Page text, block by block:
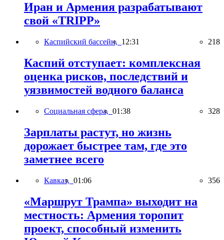
Иран и Армения разрабатывают
свой «TRIPP»
Каспийский бассейн, 12:31 218
Каспий отступает: комплексная
оценка рисков, последствий и
уязвимостей водного баланса
Социальная сфера, 01:38 328
Зарплаты растут, но жизнь
дорожает быстрее там, где это
заметнее всего
Кавказ, 01:06 356
«Маршрут Трампа» выходит на
местность: Армения торопит
проект, способный изменить